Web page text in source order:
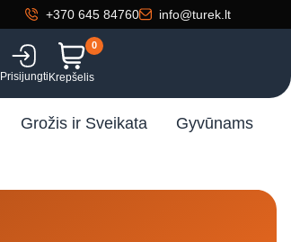
+370 645 84760 info@turek.lt
Prisijungti
0
Krepšelis
Grožis ir Sveikata Gyvūnams